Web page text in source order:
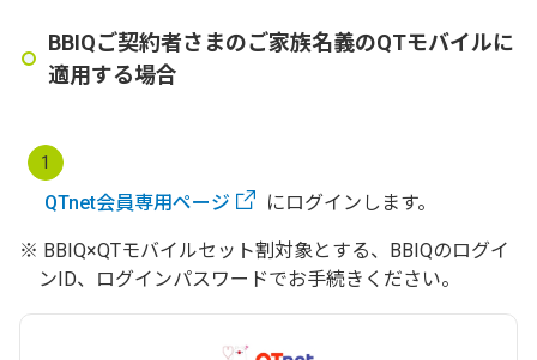
BBIQご契約者さまのご家族名義のQTモバイルに
適用する場合
1
QTnet会員専用ページ にログインします。
BBIQ×QTモバイルセット割対象とする、BBIQのログイ
ンID、ログインパスワードでお手続きください。